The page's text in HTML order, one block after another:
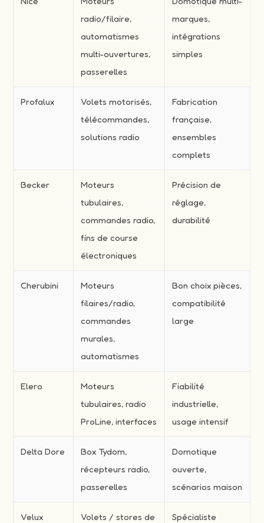
radio/filaire,
automatismes
multi-ouvertures,
passerelles
marques,
intégrations
simples
Profalux
Volets motorisés,
télécommandes,
solutions radio
Fabrication
française,
ensembles
complets
Becker
Moteurs
tubulaires,
commandes radio,
fins de course
électroniques
Précision de
réglage,
durabilité
Cherubini
Moteurs
filaires/radio,
commandes
murales,
automatismes
Bon choix pièces,
compatibilité
large
Elero
Moteurs
tubulaires, radio
ProLine, interfaces
Fiabilité
industrielle,
usage intensif
Delta Dore
Box Tydom,
récepteurs radio,
passerelles
Domotique
ouverte,
scénarios maison
Velux
Volets / stores de
Spécialiste